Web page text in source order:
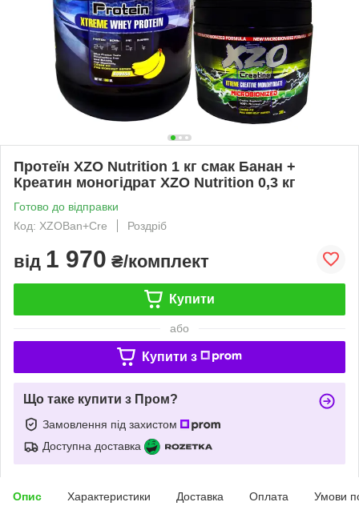
Протеїн XZO Nutrition 1 кг смак Банан +
Креатин моногідрат XZO Nutrition 0,3 кг
Готово до відправки
Код: XZOBan+Cre
Роздріб
від 1 970 ₴/комплект
Купити
або
Купити з
Що таке купити з Пром?
Замовлення під захистом
Доступна доставка
Опис Характеристики Доставка Оплата Умови